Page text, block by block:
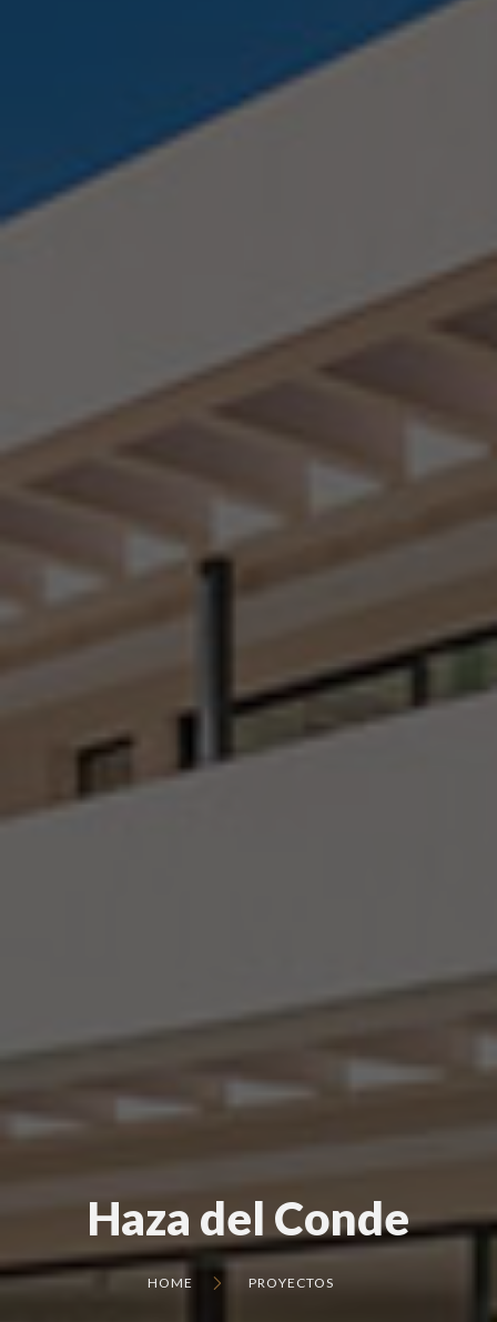
Haza del Conde
HOME PROYECTOS